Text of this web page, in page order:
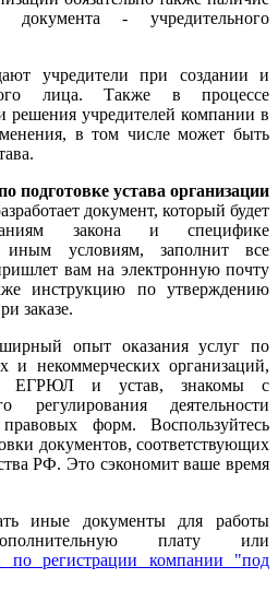
документа - учредительного
учредители при создании и
лица. Также в процессе
решения учредителей компании в
в том числе может быть
подготовке устава организации
документ, который будет
закона и специфике
иным условиям, заполнит все
вам на электронную почту
инструкцию по утверждению
заказе.
опыт оказания услуг по
и некоммерческих организаций,
ЕГРЮЛ и устав, знакомы с
регулирования деятельности
форм. Воспользуйтесь
документов, соответствующих
РФ. Это сэкономит ваше время
иные документы для работы
плату или
по регистрации компании "под